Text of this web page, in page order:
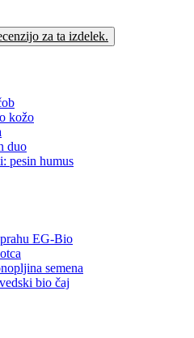
za ta izdelek.
kožo
duo
pesin humus
EG-Bio
semena
bio čaj